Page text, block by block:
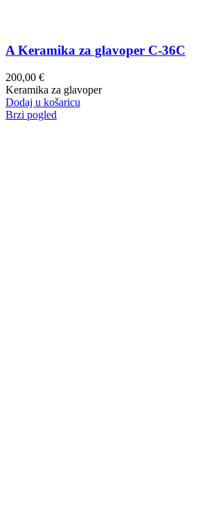
A Keramika za glavoper C-36C
200,00 €
Keramika za glavoper
Dodaj u košaricu
Brzi pogled